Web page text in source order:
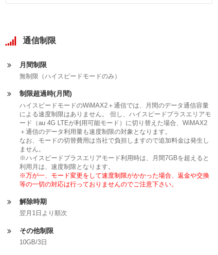
通信制限
月間制限
無制限（ハイスピードモードのみ）
制限超過時(月間)
ハイスピードモードのWiMAX2＋通信では、月間のデータ通信容量
による速度制限はありません。 但し、ハイスピードプラスエリアモ
ード（au 4G LTEが利用可能モード）に切り替えた場合、WiMAX2
＋通信のデータ利用量も速度制限の対象となります。
なお、モードの切替費用は当社で負担しますので追加料金は発生し
ません。
※ハイスピードプラスエリアモード利用時は、月間7GBを超えると
利用月は、速度制限となります。
※万が一、モード変更をして速度制限がかかった場合、返金や交換
等の一切の対応は行っておりませんのでご注意下さい。
解除時期
翌月1日より順次
その他制限
10GB/3日